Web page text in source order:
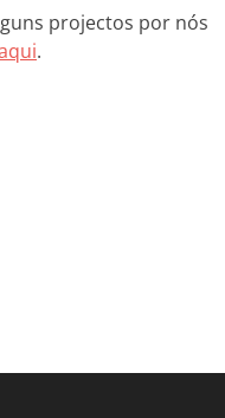
projectos por nós
.